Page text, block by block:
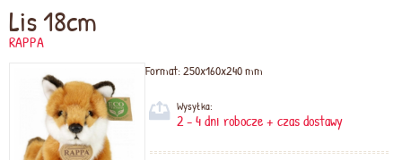
Lis 18cm
RAPPA
Format:250x160x240 mm
Wysyłka:
2 - 4 dni robocze + czas dostawy